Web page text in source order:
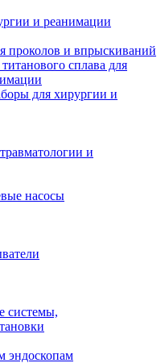
и реанимации
проколов и впрыскиваний
сплава для
для хирургии и
и
насосы
системы,
эндоскопам